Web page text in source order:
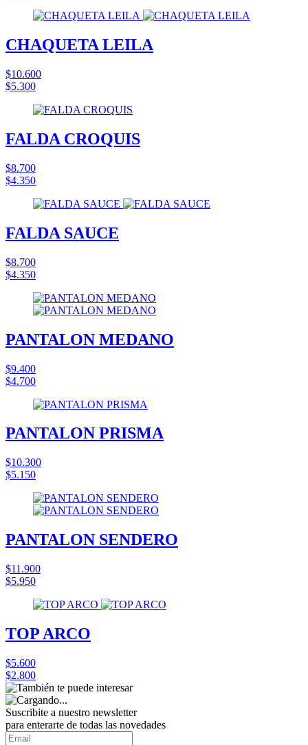
CHAQUETA LEILA
$10.600
$5.300
FALDA CROQUIS
$8.700
$4.350
FALDA SAUCE
$8.700
$4.350
PANTALON MEDANO
$9.400
$4.700
PANTALON PRISMA
$10.300
$5.150
PANTALON SENDERO
$11.900
$5.950
TOP ARCO
$5.600
$2.800
Suscribite a nuestro newsletter
para enterarte de todas las novedades